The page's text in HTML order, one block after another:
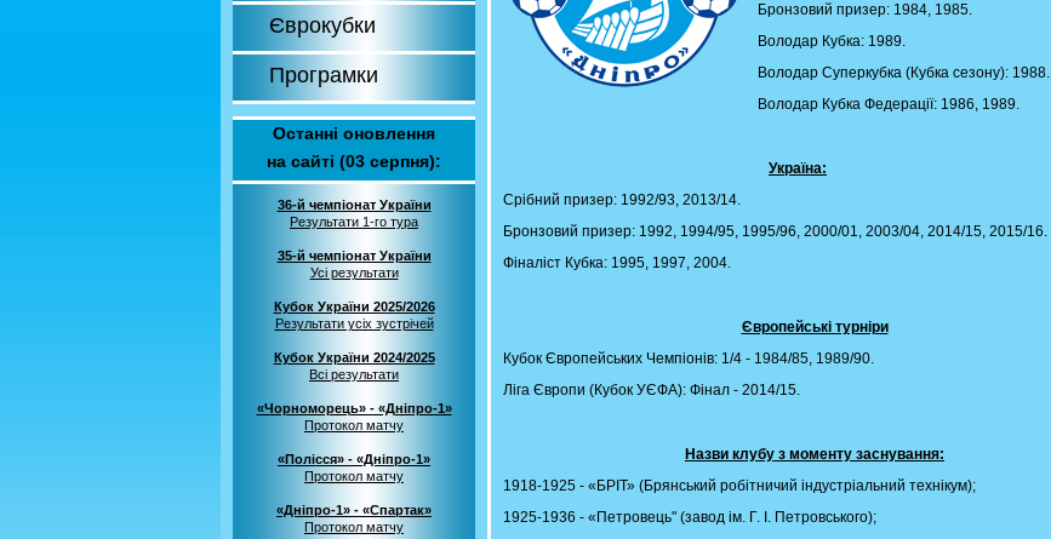
Єврокубки
Програмки
Останні оновлення
на сайті (03 серпня):
36-й чемпіонат України
Результати 1-го тура
35-й чемпіонат України
Усі результати
Кубок України 2025/2026
Результати усіх зустрічей
Кубок України 2024/2025
Всі результати
«Чорноморець» - «Дніпро-1»
Протокол матчу
«Полісся» - «Дніпро-1»
Протокол матчу
«Дніпро-1» - «Спартак»
Протокол матчу
Бронзовий призер: 1984, 1985.
Володар Кубка: 1989.
Володар Суперкубка (Кубка сезону): 1988.
Володар Кубка Федерації: 1986, 1989.
Україна:
Срібний призер: 1992/93, 2013/14.
Бронзовий призер: 1992, 1994/95, 1995/96, 2000/01, 2003/04, 2014/15, 2015/16.
Фіналіст Кубка: 1995, 1997, 2004.
Європейські турніри
Кубок Європейських Чемпіонів: 1/4 - 1984/85, 1989/90.
Ліга Європи (Кубок УЄФА): Фінал - 2014/15.
Назви клубу з моменту заснування:
1918-1925 - «БРІТ» (Брянський робітничий індустріальний технікум);
1925-1936 - «Петровець" (завод ім. Г. І. Петровського);